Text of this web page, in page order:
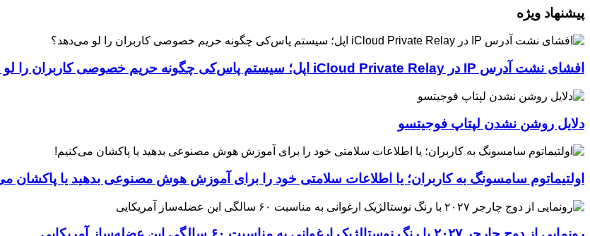
پیشنهاد ویژه
افشای نشت آدرس IP در iCloud Private Relay اپل؛ سیستم پاس‌کی چگونه حریم خصوصی کاربران را لو می‌دهد؟
دلایل روشن نشدن لپتاپ فوجیتسو
اولتیماتوم سامسونگ به کاربران؛ یا اطلاعات سلامتی خود را برای آموزش هوش مصنوعی بدهید یا پاکشان